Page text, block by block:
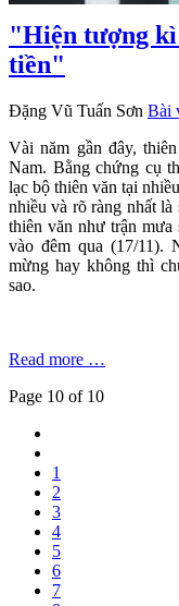
"Hiện tượng
tiền"
Đặng Vũ Tuấn Sơn Bài
Vài năm gần đây,
Nam. Bằng chứng cụ
lạc bộ thiên văn tại
nhiều và rõ ràng nhất
thiên văn như trận mưa
vào đêm qua (17/11).
mừng hay không thì
sao.
Read more …
Page 10 of 10
1
2
3
4
5
6
7